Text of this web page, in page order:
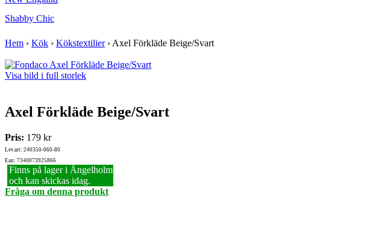
Shabby Chic
Hem › Kök › Kökstextilier›Axel Förkläde Beige/Svart
Visa bild i full storlek
Axel Förkläde Beige/Svart
Pris: 179 kr
Lev.art: 240350-060-80
Ean: 7340073925866
Finns på lager i Ängelholm
och kan skickas idag.
Fråga om denna produkt